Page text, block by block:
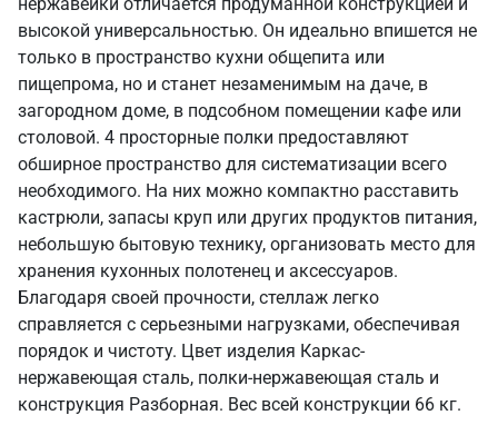
высокой универсальностью. Он идеально впишется не
только в пространство кухни общепита или
пищепрома, но и станет незаменимым на даче, в
загородном доме, в подсобном помещении кафе или
столовой. 4 просторные полки предоставляют
обширное пространство для систематизации всего
необходимого. На них можно компактно расставить
кастрюли, запасы круп или других продуктов питания,
небольшую бытовую технику, организовать место для
хранения кухонных полотенец и аксессуаров.
Благодаря своей прочности, стеллаж легко
справляется с серьезными нагрузками, обеспечивая
порядок и чистоту. Цвет изделия Каркас-
нержавеющая сталь, полки-нержавеющая сталь и
конструкция Разборная. Вес всей конструкции 66 кг.